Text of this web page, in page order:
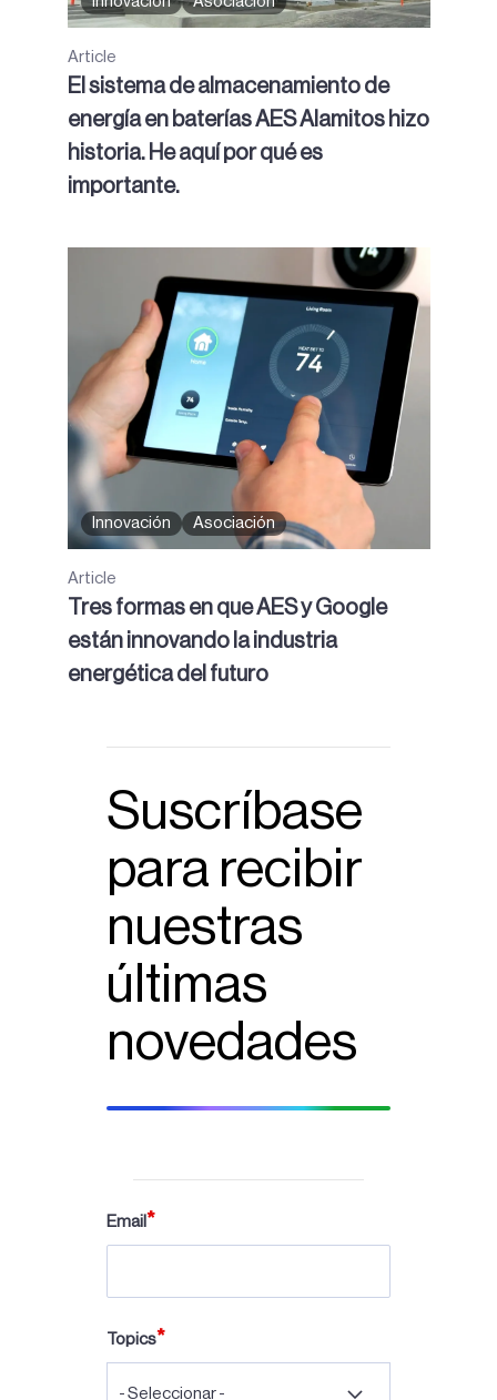
Article
El sistema de almacenamiento de
energía en baterías AES Alamitos hizo
historia. He aquí por qué es
importante.
Innovación Asociación
Article
Tres formas en que AES y Google
están innovando la industria
energética del futuro
Suscríbase
para recibir
nuestras
últimas
novedades
Email
Topics
- Seleccionar -